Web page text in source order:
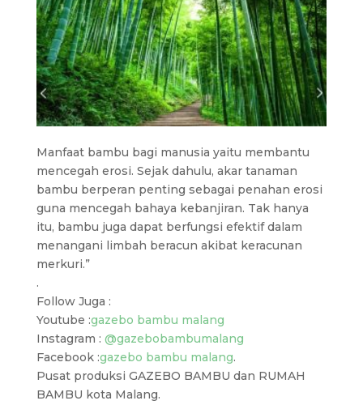
Manfaat bambu bagi manusia yaitu membantu
mencegah erosi. Sejak dahulu, akar tanaman
bambu berperan penting sebagai penahan erosi
guna mencegah bahaya kebanjiran. Tak hanya
itu, bambu juga dapat berfungsi efektif dalam
menangani limbah beracun akibat keracunan
merkuri.”
.
Follow Juga :
Youtube :gazebo bambu malang
Instagram : @gazebobambumalang
Facebook :gazebo bambu malang.
Pusat produksi GAZEBO BAMBU dan RUMAH
BAMBU kota Malang.